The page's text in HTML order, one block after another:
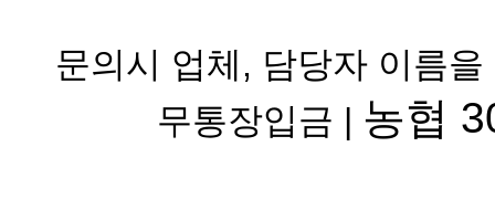
문의시 업체, 담당자 이름
무통장입금 | 농협